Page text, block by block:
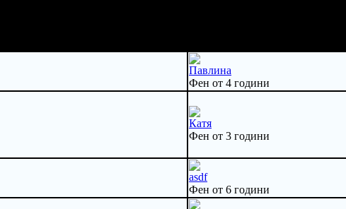
Павлина
Фен от 4 години
Катя
Фен от 3 години
asdf
Фен от 6 години